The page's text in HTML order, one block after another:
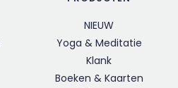
NIEUW
Yoga & Meditatie
Klank
Boeken & Kaarten